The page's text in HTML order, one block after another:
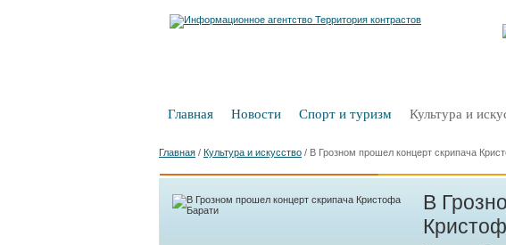
Главная Новости Спорт и туризм Культура и
Главная / Культура и искусство / В Грозном прошел концерт скрипача
В